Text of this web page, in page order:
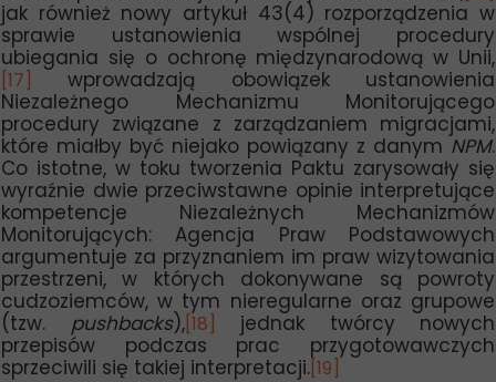
jak również nowy artykuł 43(4) rozporządzenia w
sprawie ustanowienia wspólnej procedury
ubiegania się o ochronę międzynarodową w Unii,
[17]
wprowadzają obowiązek ustanowienia
Niezależnego Mechanizmu Monitorującego
procedury związane z zarządzaniem migracjami,
które miałby być niejako powiązany z danym NPM.
Co istotne, w toku tworzenia Paktu zarysowały się
wyraźnie dwie przeciwstawne opinie interpretujące
kompetencje Niezależnych Mechanizmów
Monitorujących: Agencja Praw Podstawowych
argumentuje za przyznaniem im praw wizytowania
przestrzeni, w których dokonywane są powroty
cudzoziemców, w tym nieregularne oraz grupowe
(tzw. pushbacks),[18]
jednak twórcy nowych
przepisów podczas prac przygotowawczych
sprzeciwili się takiej interpretacji. [19]